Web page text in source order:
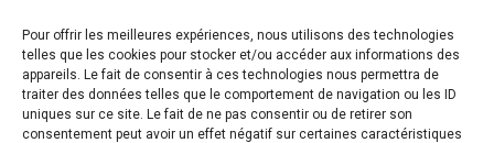
Pour offrir les meilleures expériences, nous utilisons des technologies
telles que les cookies pour stocker et/ou accéder aux informations des
appareils. Le fait de consentir à ces technologies nous permettra de
traiter des données telles que le comportement de navigation ou les ID
uniques sur ce site. Le fait de ne pas consentir ou de retirer son
consentement peut avoir un effet négatif sur certaines caractéristiques